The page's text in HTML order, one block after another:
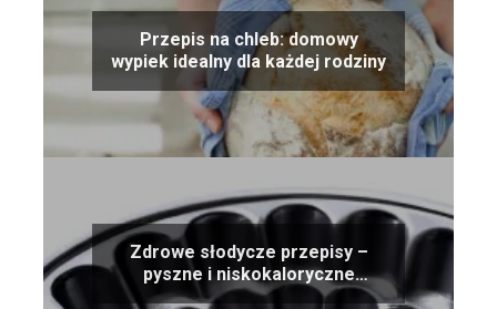
Przepis na chleb: domowy
wypiek idealny dla każdej rodziny
Zdrowe słodycze przepisy –
pyszne i niskokaloryczne
alternatywy